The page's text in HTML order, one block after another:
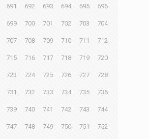
691 692 693 694 695 696
699 700 701 702 703 704
707 708 709 710 711 712
715 716 717 718 719 720
723 724 725 726 727 728
731 732 733 734 735 736
739 740 741 742 743 744
747 748 749 750 751 752